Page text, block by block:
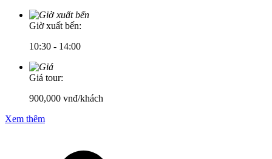
Giờ xuất bến:
10:30 - 14:00
Giá tour:
900,000 vnđ/khách
Xem thêm